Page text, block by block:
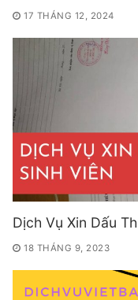
17 THÁNG 12, 2024
Dịch Vụ Xin Dấu
18 THÁNG 9, 2023